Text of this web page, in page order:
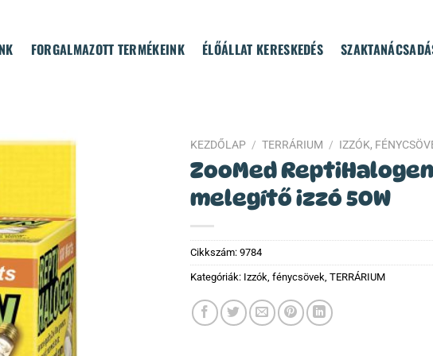
FORGALMAZOTT TERMÉKEINK ÉLŐÁLLAT KERESKEDÉS
KEZDŐLAP / TERRÁRIUM / IZZÓK,
ZooMed ReptiHalogen
melegítő izzó 50W
Cikkszám: 9784
Kategóriák: Izzók, fénycsövek TERRÁRIUM